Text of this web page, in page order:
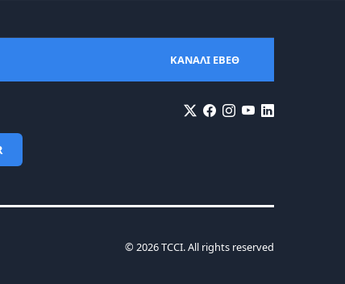
ΚΑΝΑΛΙ ΕΒΕΘ
© 2026 TCCI. All rights reserved